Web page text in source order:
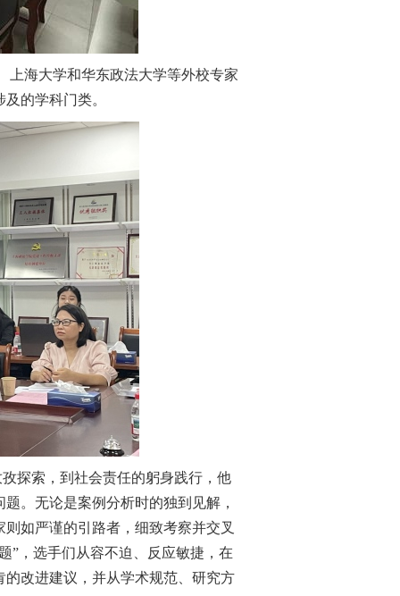
上海大学和华东政法大学等外校专家
的学科门类。
探索，到社会责任的躬身践行，他
。无论是案例分析时的独到见解，
如严谨的引路者，细致考察并交叉
”，选手们从容不迫、反应敏捷，在
改进建议，并从学术规范、研究方